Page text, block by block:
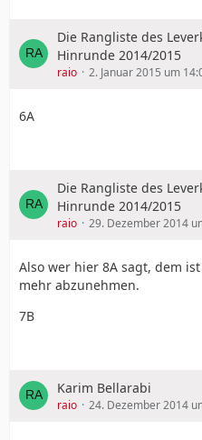
Die Rangliste des
Hinrunde 2014/2015
raio 2. Januar 2015 um
6A
Die Rangliste des
Hinrunde 2014/2015
raio 29. Dezember 2014
Also wer hier 8A sagt, dem
mehr abzunehmen.
7B
Karim Bellarabi
raio 24. Dezember 2014